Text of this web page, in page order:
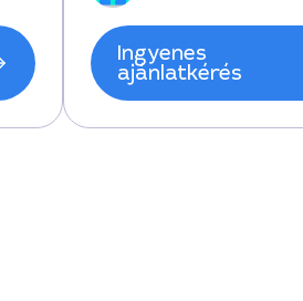
frissítést ad. A munka 3
elkészült, és élmény volt
dolgozni.
Ingyenes
ajánlatkérés